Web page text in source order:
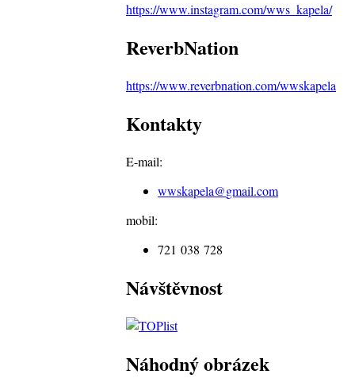
https://www.instagram.com/wws_kapela/
ReverbNation
https://www.reverbnation.com/wwskapela
Kontakty
E-mail:
wwskapela@gmail.com
mobil:
721 038 728
Návštěvnost
Náhodný obrázek